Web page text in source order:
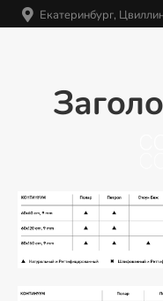
Екатеринбург,